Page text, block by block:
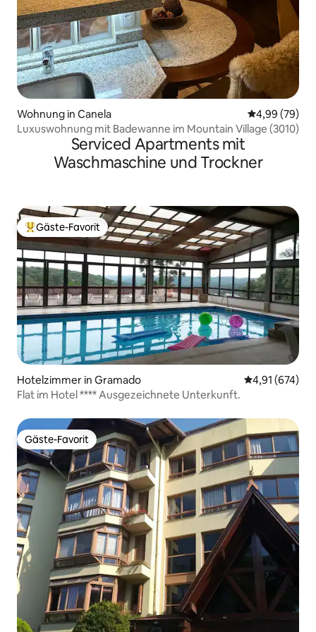
Wohnung in Canela
4,99 (79)
Luxuswohnung mit Badewanne im Mountain Village (3010)
Serviced Apartments mit
Waschmaschine und Trockner
Beliebter Gäste-Favorit.
Gäste-Favorit
Hotelzimmer in Gramado
4,91 (674)
Flat im Hotel **** Ausgezeichnete Unterkunft.
Gäste-Favorit
Gäste-Favorit